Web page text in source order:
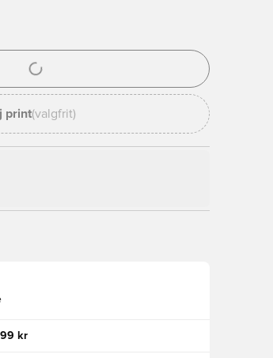
eller tilmelde dig som medlem
print(valgfrit)
kr